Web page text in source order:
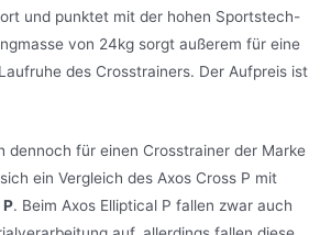
und punktet mit der hohen Sportstech-
von 24kg sorgt außerem für eine
des Crosstrainers. Der Aufpreis ist
dennoch für einen Crosstrainer der Marke
ein Vergleich des Axos Cross P mit
. Beim Axos Elliptical P fallen zwar auch